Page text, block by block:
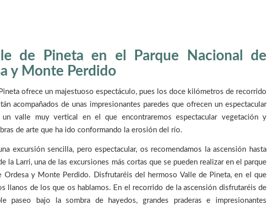
de Pineta en el Parque Nacional de
y Monte Perdido
ofrece un majestuoso espectáculo, pues los doce kilómetros de recorrido
acompañados de unas impresionantes paredes que ofrecen un espectacular
un valle muy vertical en el que encontraremos espectacular vegetación y
de arte que ha ido conformando la erosión del río.
excursión sencilla, pero espectacular, os recomendamos la ascensión hasta
la Larri, una de las excursiones más cortas que se pueden realizar en el parque
Ordesa y Monte Perdido. Disfrutaréis del hermoso Valle de Pineta, en el que
llanos de los que os hablamos. En el recorrido de la ascensión disfrutaréis de
paseo bajo la sombra de hayedos, grandes praderas e impresionantes